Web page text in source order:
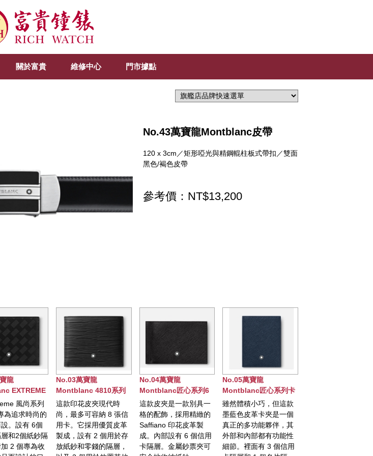
關於富貴 維修中心 門市據點
No.43萬寶龍Montblanc皮帶
120 x 3cm／矩形啞光與精鋼輥柱板式帶扣／雙面
黑色/褐色皮帶
參考價：NT$13,200
6卡
系列
尚的
6個
紙鈔隔
為收
No.03萬寶龍
Montblanc 4810系列
皮夾，8卡式
這款印花皮夾現代時
尚，最多可容納 8 張信
用卡。它採用優質皮革
製成，設有 2 個用於存
放紙鈔和零錢的隔層，
No.04萬寶龍
Montblanc匠心系列6
卡式皮夾，附鈔票夾型
15卡式皮夾
這款皮夾是一款別具一
格的配飾，採用精緻的
Saffiano 印花皮革製
成。內部設有 6 個信用
卡隔層。金屬鈔票夾可
No.05萬寶龍
Montblanc匠心系列卡
夾，4卡式
雖然體積小巧，但這款
墨藍色皮革卡夾是一個
真正的多功能夥伴，其
外部和內部都有功能性
細節。裡面有 3 個信用
Montblanc匠心系列卡
夾，5卡式
這款卡夾由奢華的
Saffiano 印花墨藍色皮
革製成，為日常生活增
添了時尚色彩。它的空
間最多可容納 5 張信用